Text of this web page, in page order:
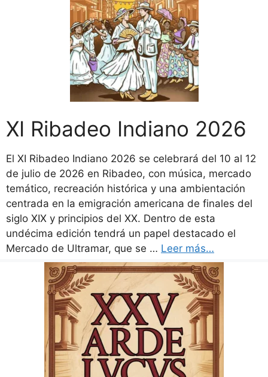
XI Ribadeo Indiano 2026
El XI Ribadeo Indiano 2026 se celebrará del 10 al 12
de julio de 2026 en Ribadeo, con música, mercado
temático, recreación histórica y una ambientación
centrada en la emigración americana de finales del
siglo XIX y principios del XX. Dentro de esta
undécima edición tendrá un papel destacado el
Mercado de Ultramar, que se … Leer más…